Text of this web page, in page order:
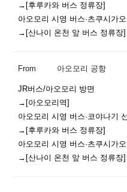
→[후루카와 버스 정류장]
아오모리 시영 버스·츠쿠시가
From 아오모리 공항
JR버스/아오모리 방면
→[아오모리역]
아오모리 시영 버스·코야나기
→[후루카와 버스 정류장]
아오모리 시영 버스·츠쿠시가